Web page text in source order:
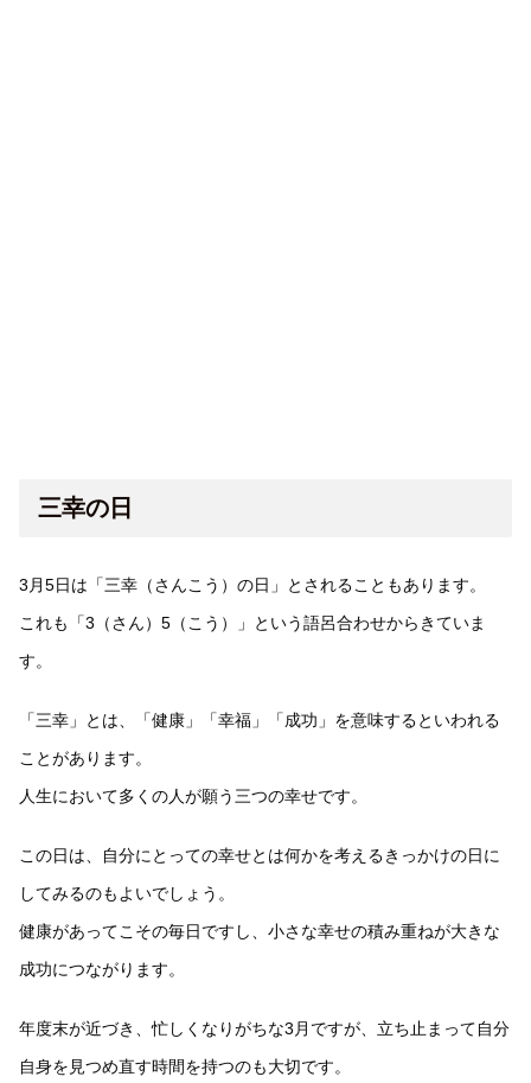
三幸の日
3月5日は「三幸（さんこう）の日」とされることもあります。
これも「3（さん）5（こう）」という語呂合わせからきていま
す。
「三幸」とは、「健康」「幸福」「成功」を意味するといわれる
ことがあります。
人生において多くの人が願う三つの幸せです。
この日は、自分にとっての幸せとは何かを考えるきっかけの日に
してみるのもよいでしょう。
健康があってこその毎日ですし、小さな幸せの積み重ねが大きな
成功につながります。
年度末が近づき、忙しくなりがちな3月ですが、立ち止まって自分
自身を見つめ直す時間を持つのも大切です。